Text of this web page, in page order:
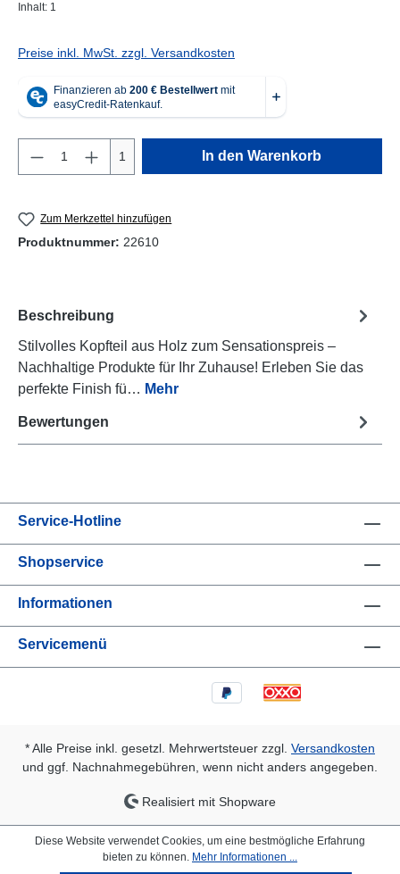
Inhalt: 1
Preise inkl. MwSt. zzgl. Versandkosten
Produkt Anzahl: Gib den gewünschten
1 In den Warenkorb
Zum Merkzettel hinzufügen
Produktnummer: 22610
Beschreibung
Stilvolles Kopfteil aus Holz zum Sensationspreis –
Nachhaltige Produkte für Ihr Zuhause! Erleben Sie das
perfekte Finish fü… Mehr
Bewertungen
Service-Hotline
Shopservice
Informationen
Servicemenü
* Alle Preise inkl. gesetzl. Mehrwertsteuer zzgl. Versandkosten
und ggf. Nachnahmegebühren, wenn nicht anders angegeben.
Realisiert mit Shopware
Diese Website verwendet Cookies, um eine bestmögliche Erfahrung
bieten zu können. Mehr Informationen ...